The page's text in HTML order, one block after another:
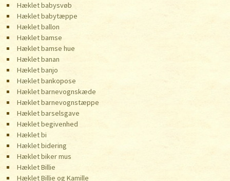
Hæklet babysvøb
Hæklet babytæppe
Hæklet ballon
Hæklet bamse
Hæklet bamse hue
Hæklet banan
Hæklet banjo
Hæklet bankopose
Hæklet barnevognskæde
Hæklet barnevognstæppe
Hæklet barselsgave
Hæklet begivenhed
Hæklet bi
Hæklet bidering
Hæklet biker mus
Hæklet Billie
Hæklet Billie og Kamille